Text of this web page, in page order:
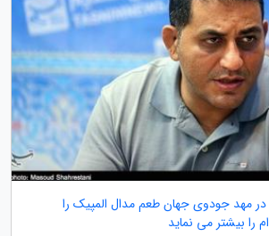
مهد جودوی جهان طعم مدال المپیک را
را بیشتر می نماید